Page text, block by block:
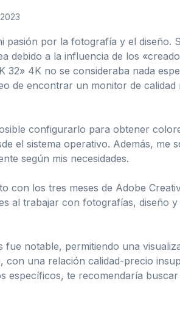
por la fotografía y el diseño.
debido a la influencia de los
4K no se consideraba nada
de encontrar un monitor de calidad
configurarlo para obtener
el sistema operativo. Además, me
según mis necesidades.
con los tres meses de Adobe
al trabajar con fotografías, diseño
notable, permitiendo una
una relación calidad-precio
específicos, te recomendaría